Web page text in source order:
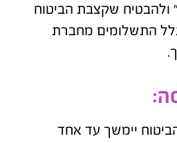
שקצבת הביטוח
התשלומים מחברת
יימשך עד אחד